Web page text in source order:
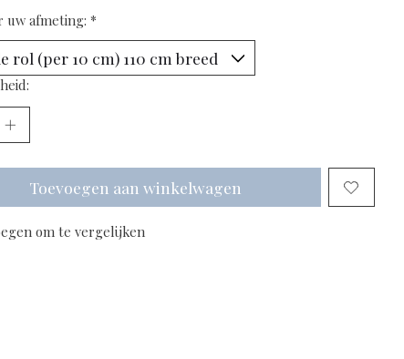
uw afmeting: *
Toevoegen aan winkelwagen
om te vergelijken